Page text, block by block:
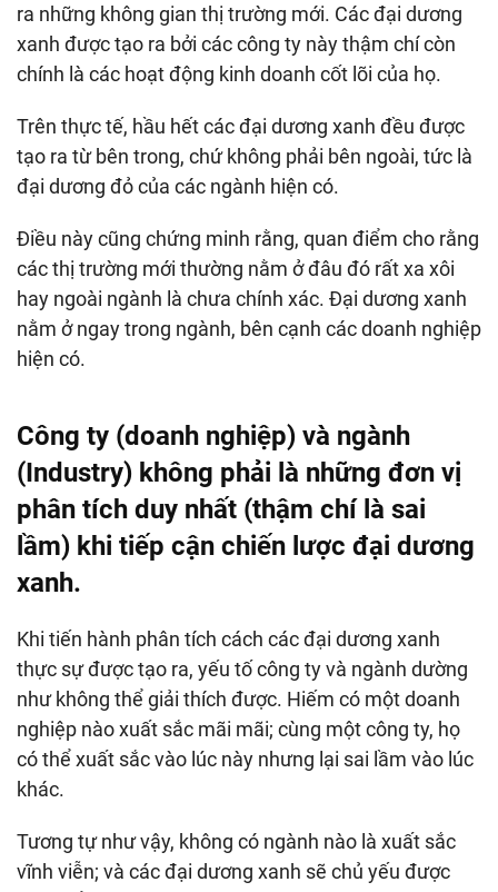
ra những không gian thị trường mới. Các đại dương
xanh được tạo ra bởi các công ty này thậm chí còn
chính là các hoạt động kinh doanh cốt lõi của họ.
Trên thực tế, hầu hết các đại dương xanh đều được
tạo ra từ bên trong, chứ không phải bên ngoài, tức là
đại dương đỏ của các ngành hiện có.
Điều này cũng chứng minh rằng, quan điểm cho rằng
các thị trường mới thường nằm ở đâu đó rất xa xôi
hay ngoài ngành là chưa chính xác. Đại dương xanh
nằm ở ngay trong ngành, bên cạnh các doanh nghiệp
hiện có.
Công ty (doanh nghiệp) và ngành
(Industry) không phải là những đơn vị
phân tích duy nhất (thậm chí là sai
lầm) khi tiếp cận chiến lược đại dương
xanh.
Khi tiến hành phân tích cách các đại dương xanh
thực sự được tạo ra, yếu tố công ty và ngành dường
như không thể giải thích được. Hiếm có một doanh
nghiệp nào xuất sắc mãi mãi; cùng một công ty, họ
có thể xuất sắc vào lúc này nhưng lại sai lầm vào lúc
khác.
Tương tự như vậy, không có ngành nào là xuất sắc
vĩnh viễn; và các đại dương xanh sẽ chủ yếu được